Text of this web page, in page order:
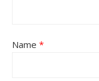
Name *